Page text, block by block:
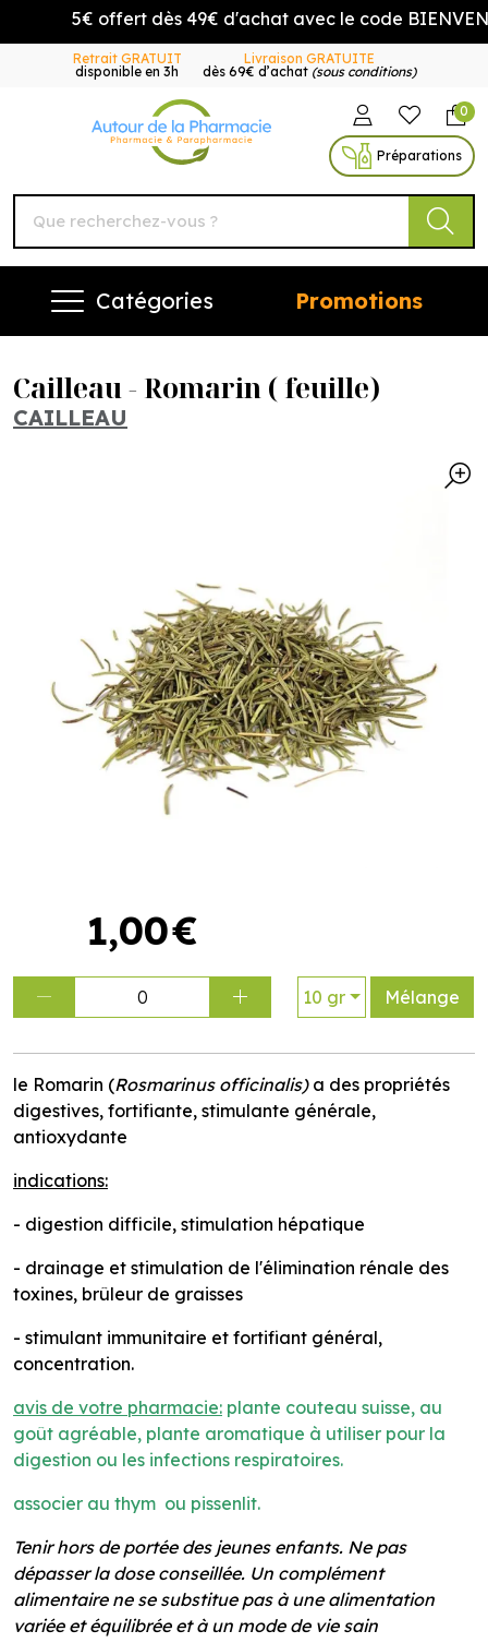
5€ offert dès 49€ d'achat avec le code
Retrait GRATUIT
disponible en 3h
Livraison GRATUITE
dès 69€ d’achat (sous conditions)
Autour de la Pharmacie
0
Préparations
Catégories Promotions
Cailleau - Romarin ( feuille)
CAILLEAU
1,00€
0 10 gr Mélange
le Romarin (Rosmarinus officinalis) a des propriétés
digestives, fortifiante, stimulante générale,
antioxydante
indications:
- digestion difficile, stimulation hépatique
- drainage et stimulation de l'élimination rénale des
toxines, brûleur de graisses
- stimulant immunitaire et fortifiant général,
concentration.
avis de votre pharmacie: plante couteau suisse, au
goût agréable, plante aromatique à utiliser pour la
digestion ou les infections respiratoires.
associer au thym ou pissenlit.
Tenir hors de portée des jeunes enfants. Ne pas
dépasser la dose conseillée. Un complément
alimentaire ne se substitue pas à une alimentation
variée et équilibrée et à un mode de vie sain